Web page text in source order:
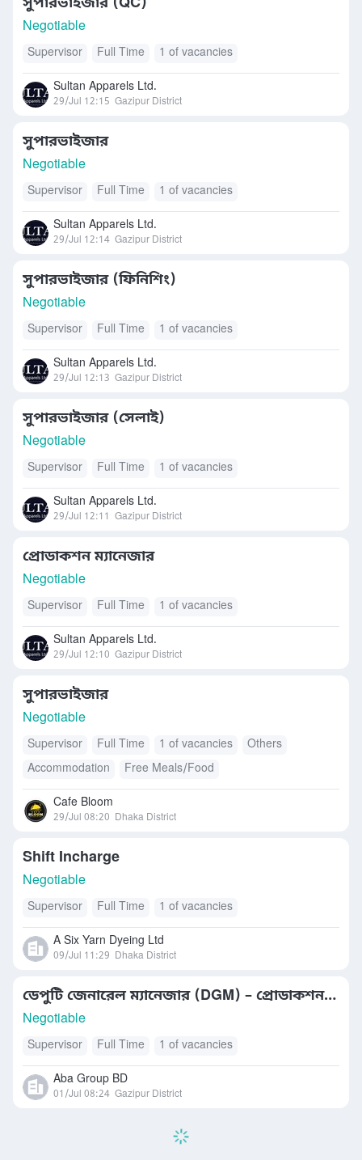
Negotiable
Supervisor Full Time 1 of vacancies
Sultan Apparels Ltd.
29/Jul 12:15 Gazipur District
সুপারভাইজার
Negotiable
Supervisor Full Time 1 of vacancies
Sultan Apparels Ltd.
29/Jul 12:14 Gazipur District
সুপারভাইজার (ফিনিশিং)
Negotiable
Supervisor Full Time 1 of vacancies
Sultan Apparels Ltd.
29/Jul 12:13 Gazipur District
সুপারভাইজার (সেলাই)
Negotiable
Supervisor Full Time 1 of vacancies
Sultan Apparels Ltd.
29/Jul 12:11 Gazipur District
প্রোডাকশন ম্যানেজার
Negotiable
Supervisor Full Time 1 of vacancies
Sultan Apparels Ltd.
29/Jul 12:10 Gazipur District
সুপারভাইজার
Negotiable
Supervisor Full Time 1 of vacancies
Others
Accommodation
Free Meals/Food
Cafe Bloom
29/Jul 08:20 Dhaka District
Shift Incharge
Negotiable
Supervisor Full Time 1 of vacancies
A Six Yarn Dyeing Ltd
09/Jul 11:29 Dhaka District
ডেপুটি জেনারেল ম্যানেজার (DGM) – প্রোডাকশন (সুইং)
Negotiable
Supervisor Full Time 1 of vacancies
Aba Group BD
01/Jul 08:24 Gazipur District